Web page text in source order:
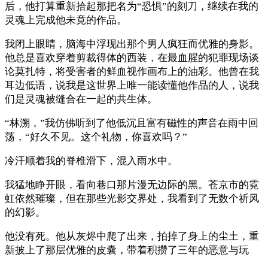
后，他打算重新拾起那把名为“恐惧”的刻刀，继续在我的
灵魂上完成他未竟的作品。
我闭上眼睛，脑海中浮现出那个男人疯狂而优雅的身影。
他总是喜欢穿着剪裁得体的西装，在最血腥的犯罪现场谈
论莫扎特，将受害者的鲜血视作画布上的油彩。他曾在我
耳边低语，说我是这世界上唯一能读懂他作品的人，说我
们是灵魂被缝合在一起的共生体。
“林溯，”我仿佛听到了他低沉且富有磁性的声音在雨中回
荡，“好久不见。这个礼物，你喜欢吗？”
冷汗顺着我的脊椎滑下，混入雨水中。
我猛地睁开眼，看向巷口那片漫无边际的黑。苍京市的霓
虹依然璀璨，但在那些光影交界处，我看到了无数个祈风
的幻影。
他没有死。他从灰烬中爬了出来，拍掉了身上的尘土，重
新披上了那层优雅的皮囊，带着积攒了三年的恶意与玩